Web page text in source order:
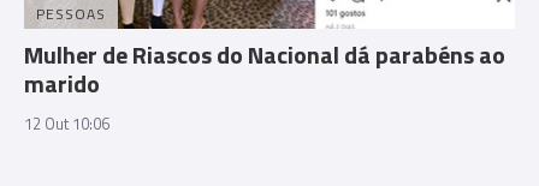
PESSOAS
Mulher de Riascos do Nacional dá parabéns ao
marido
12 Out 10:06